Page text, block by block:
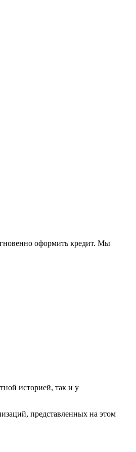
оформить кредит. Мы
историей, так и у
представленных на этом